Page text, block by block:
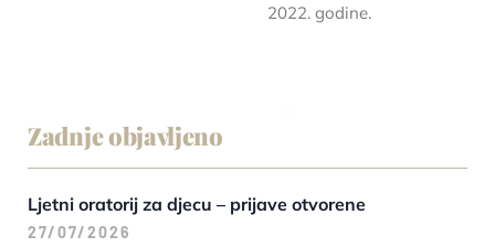
2022. godine.
Zadnje objavljeno
Ljetni oratorij za djecu – prijave otvorene
27/07/2026